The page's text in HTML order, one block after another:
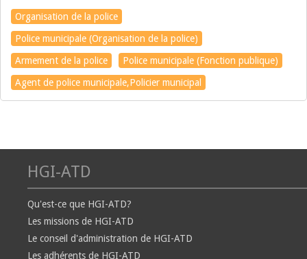
Organisation de la police
Police municipale (Organisation de la police)
Armement de la police
Police municipale (Fonction publique)
Agent de police municipale,Policier municipal
HGI-ATD
Qu'est-ce que HGI-ATD?
Les missions de HGI-ATD
Le conseil d'administration de HGI-ATD
Les adhérents de HGI-ATD